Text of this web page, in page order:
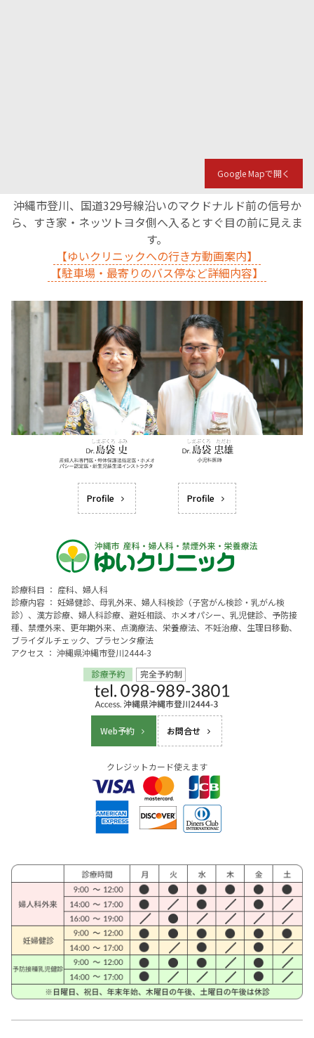
Google Mapで開く
沖縄市登川、国道329号線沿いのマクドナルド前の信号か
ら、すき家・ネッツトヨタ側へ入るとすぐ目の前に見えま
す。
【ゆいクリニックへの行き方動画案内】
【駐車場・最寄りのバス停など詳細内容】
Profile Profile
診療科目 ： 産科、婦人科
診療内容 ： 妊婦健診、母乳外来、婦人科検診（子宮がん検診・乳がん検
診）、漢方診療、婦人科診療、避妊相談、ホメオパシー、乳児健診、予防接
種、禁煙外来、更年期外来、点滴療法、栄養療法、不妊治療、生理日移動、
ブライダルチェック、プラセンタ療法
アクセス ： 沖縄県沖縄市登川2444-3
Web予約 お問合せ
クレジットカード使えます